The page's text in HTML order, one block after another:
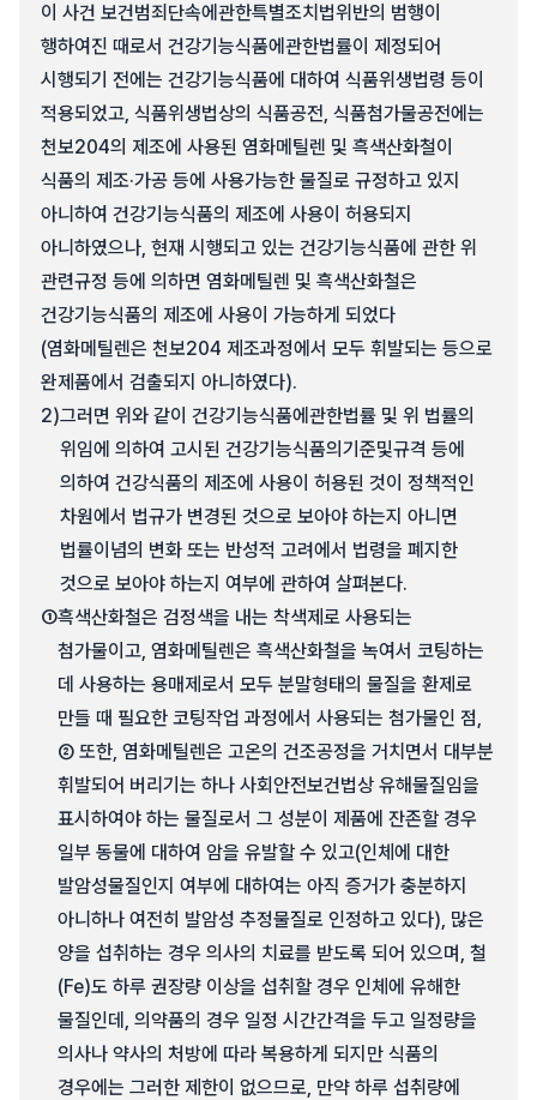
이 사건 보건범죄단속에관한특별조치법위반의 범행이
행하여진 때로서 건강기능식품에관한법률이 제정되어
시행되기 전에는 건강기능식품에 대하여 식품위생법령 등이
적용되었고, 식품위생법상의 식품공전, 식품첨가물공전에는
천보204의 제조에 사용된 염화메틸렌 및 흑색산화철이
식품의 제조·가공 등에 사용가능한 물질로 규정하고 있지
아니하여 건강기능식품의 제조에 사용이 허용되지
아니하였으나, 현재 시행되고 있는 건강기능식품에 관한 위
관련규정 등에 의하면 염화메틸렌 및 흑색산화철은
건강기능식품의 제조에 사용이 가능하게 되었다
(염화메틸렌은 천보204 제조과정에서 모두 휘발되는 등으로
완제품에서 검출되지 아니하였다).
2)그러면 위와 같이 건강기능식품에관한법률 및 위 법률의
위임에 의하여 고시된 건강기능식품의기준및규격 등에
의하여 건강식품의 제조에 사용이 허용된 것이 정책적인
차원에서 법규가 변경된 것으로 보아야 하는지 아니면
법률이념의 변화 또는 반성적 고려에서 법령을 폐지한
것으로 보아야 하는지 여부에 관하여 살펴본다.
①흑색산화철은 검정색을 내는 착색제로 사용되는
첨가물이고, 염화메틸렌은 흑색산화철을 녹여서 코팅하는
데 사용하는 용매제로서 모두 분말형태의 물질을 환제로
만들 때 필요한 코팅작업 과정에서 사용되는 첨가물인 점,
② 또한, 염화메틸렌은 고온의 건조공정을 거치면서 대부분
휘발되어 버리기는 하나 사회안전보건법상 유해물질임을
표시하여야 하는 물질로서 그 성분이 제품에 잔존할 경우
일부 동물에 대하여 암을 유발할 수 있고(인체에 대한
발암성물질인지 여부에 대하여는 아직 증거가 충분하지
아니하나 여전히 발암성 추정물질로 인정하고 있다), 많은
양을 섭취하는 경우 의사의 치료를 받도록 되어 있으며, 철
(Fe)도 하루 권장량 이상을 섭취할 경우 인체에 유해한
물질인데, 의약품의 경우 일정 시간간격을 두고 일정량을
의사나 약사의 처방에 따라 복용하게 되지만 식품의
경우에는 그러한 제한이 없으므로, 만약 하루 섭취량에